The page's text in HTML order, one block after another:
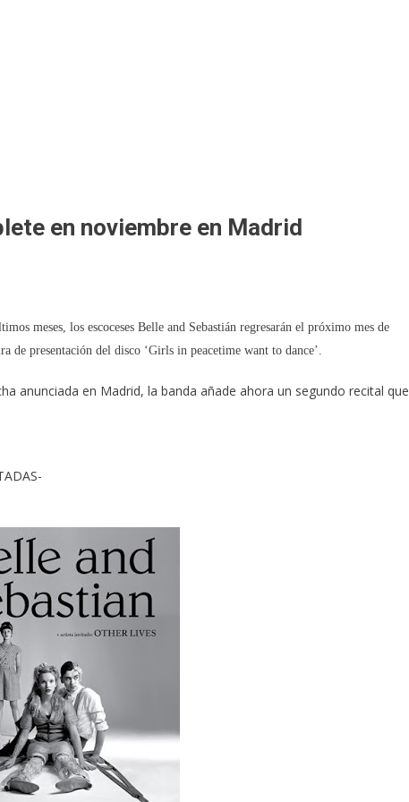
en noviembre en Madrid
meses, los escoceses Belle and Sebastián regresarán el próximo mes de
de presentación del disco ‘Girls in peacetime want to dance’.
anunciada en Madrid, la banda añade ahora un segundo recital que